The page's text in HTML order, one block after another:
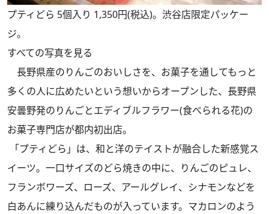
プティどら 5個入り 1,350円(税込)。渋谷店限定パッケー
ジ。
すべての写真を見る
長野県産のりんごのおいしさを、お菓子を通してもっと
多くの人に広めたいという想いからオープンした、長野県
安曇野発のりんごとエディブルフラワー(食べられる花)の
お菓子専門店が都内初出店。
「プティどら」は、和と洋のテイストが融合した新感覚ス
イーツ。一口サイズのどら焼きの中に、りんごのピュレ、
フランボワーズ、ローズ、アールグレイ、シナモンなどを
白あんに練り込んだものが入っています。マカロンのよう